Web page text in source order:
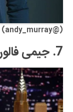
(@andy_murray)
7. جیمی فالون (